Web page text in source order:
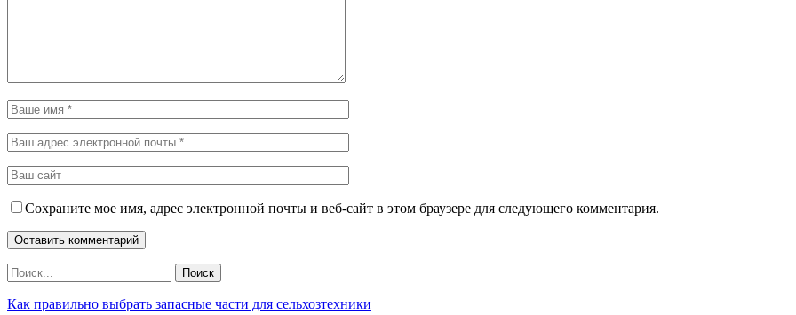
Сохраните мое имя, адрес электронной почты и веб-сайт в этом браузере для следующего комментария.
Как правильно выбрать запасные части для сельхозтехники